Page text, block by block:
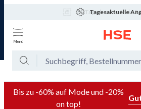
Tagesaktuelle
Menü
Bis zu -60% auf Mode und -20%
on top!